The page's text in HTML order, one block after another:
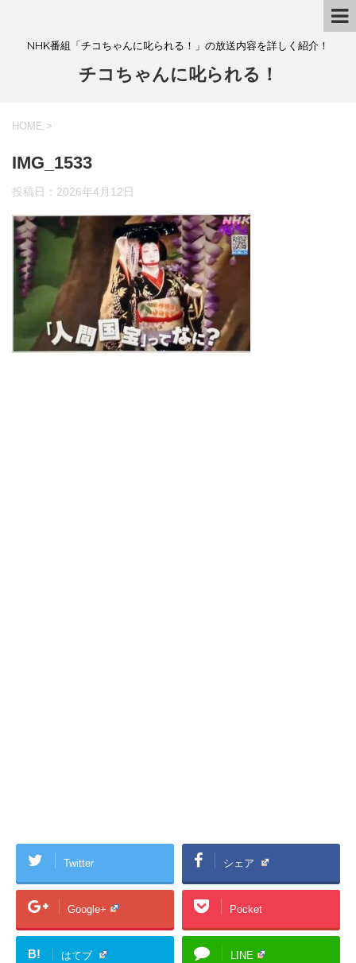
NHK番組「チコちゃんに叱られる！」の放送内容を詳しく紹介！
チコちゃんに叱られる！
HOME >
IMG_1533
投稿日： 2026年4月12日
Twitter シェア
Google+ Pocket
B! はてブ LINE